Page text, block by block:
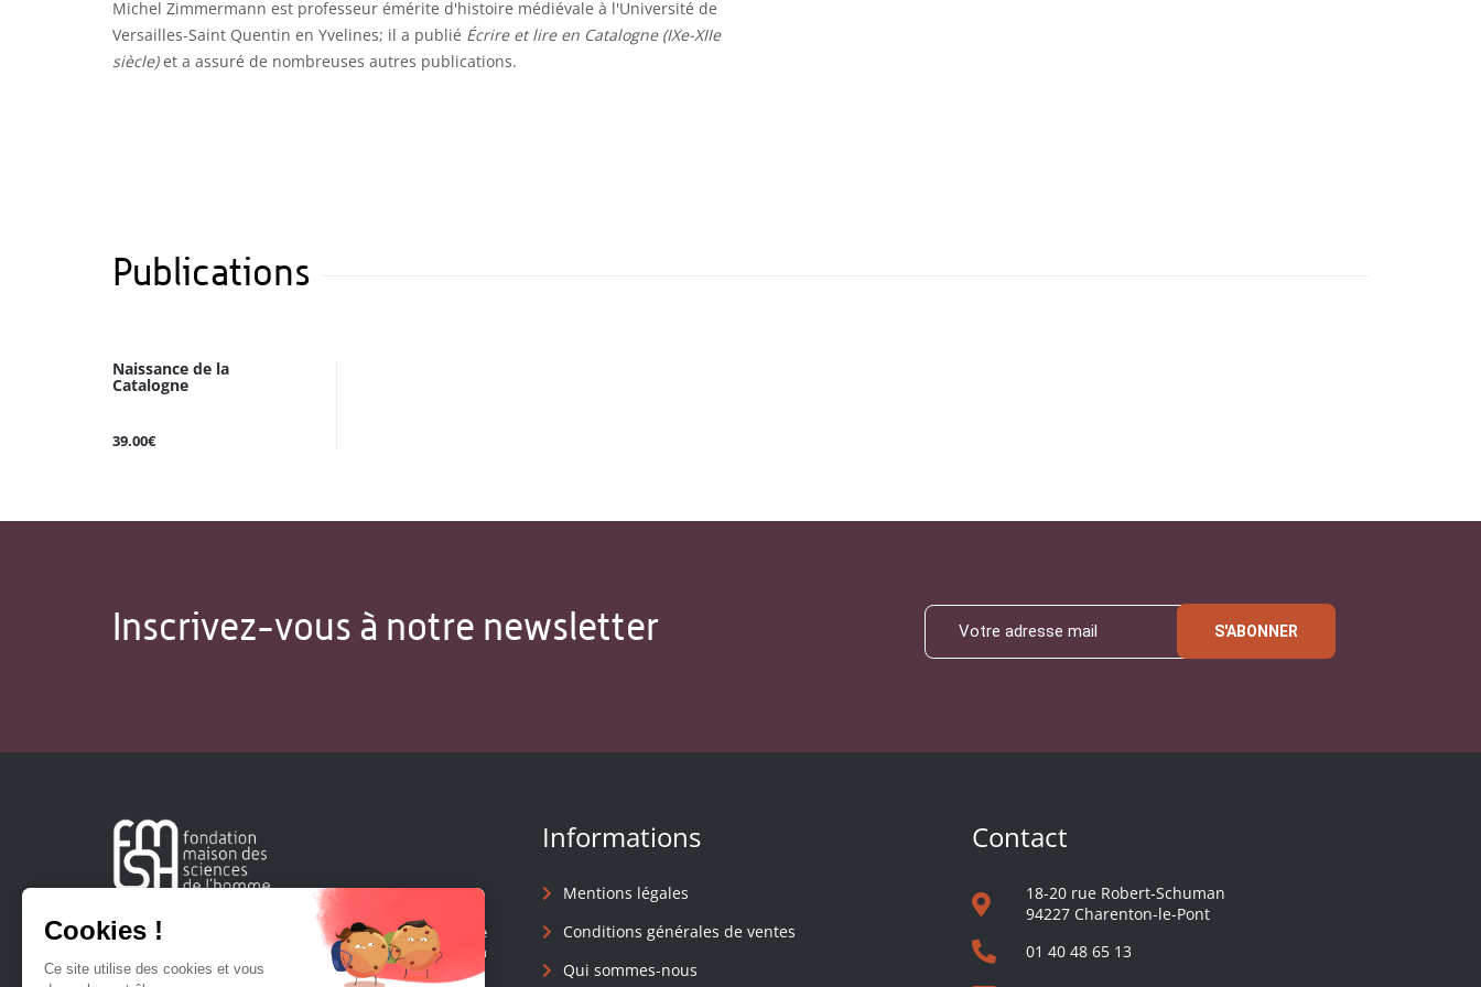
Michel Zimmermann est professeur émérite d'histoire médiévale à l'Université de
Versailles-Saint Quentin en Yvelines; il a publié Écrire et lire en Catalogne (IXe-XIIe
siècle)et a assuré de nombreuses autres publications.
Publications
Naissance de la
Catalogne
39.00€
Inscrivez-vous à notre newsletter S'ABONNER
Créée en 1963, la Fondation Maison Sciences de l'Homme
soutient la recherche et la diffusion des connaissances en
sciences humaines et sociales.
Informations
Mentions légales
Conditions générales de ventes
Qui sommes-nous
Contact
18-20 rue Robert-Schuman
94227 Charenton-le-Pont
01 40 48 65 13